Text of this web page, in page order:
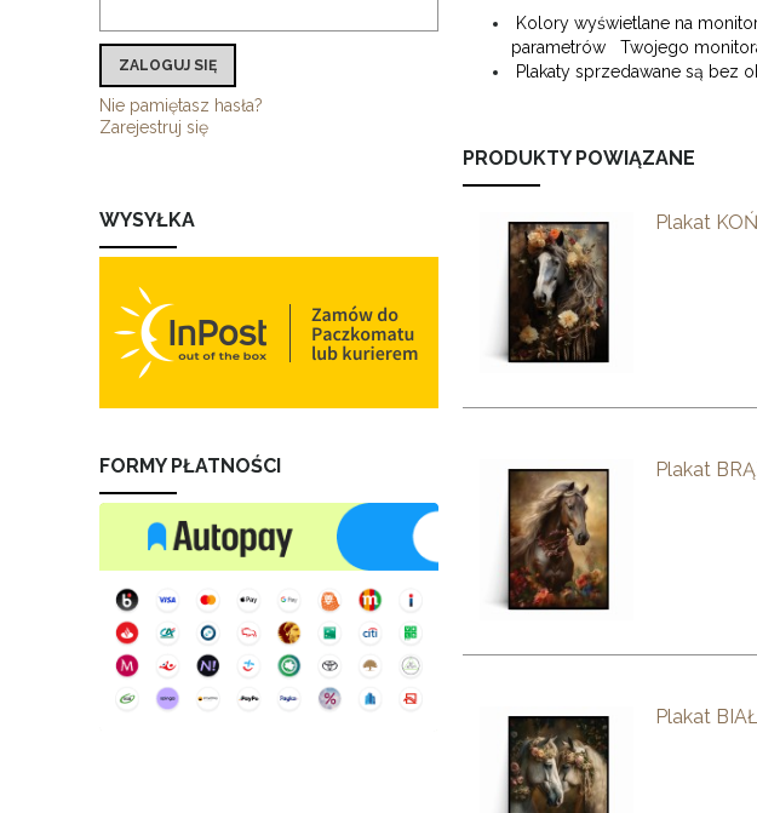
ZALOGUJ SIĘ
Nie pamiętasz hasła?
Zarejestruj się
WYSYŁKA
FORMY PŁATNOŚCI
Kolory wyświetlane na
parametrów Twojego
Plakaty sprzedawane są bez
PRODUKTY POWIĄZANE
Plakat
Plakat
Plakat